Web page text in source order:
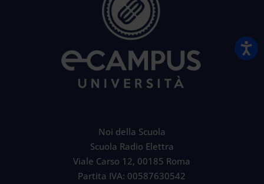
Noi della Scuola
Scuola Radio Elettra
Viale Carso 12, 00185 Roma
Partita IVA: 00587630542